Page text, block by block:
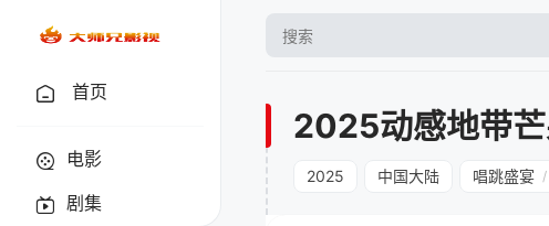
首页
电影
剧集
2025动感地带
2025 中国大陆 唱跳盛宴 /